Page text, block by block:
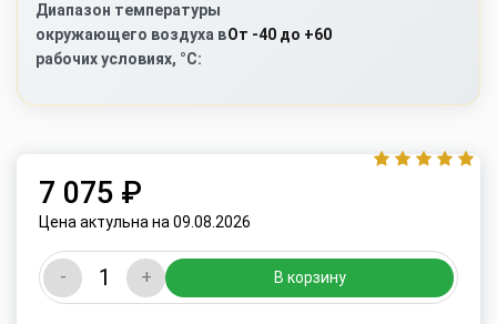
Диапазон температуры
окружающего воздуха в
рабочих условиях, °C:
От -40 до +60
7 075 ₽
Цена актульна на 09.08.2026
- + В корзину